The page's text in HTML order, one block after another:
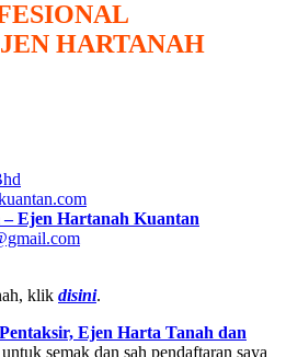
HARTANAH
Ejen Hartanah Kuantan
.com
klik disini.
Ejen Harta Tanah dan
untuk semak dan sah pendaftaran saya